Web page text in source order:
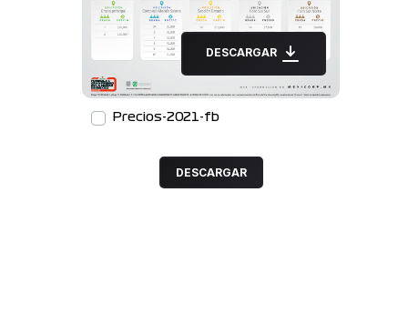
DESCARGAR
Precios-2021-fb
DESCARGAR